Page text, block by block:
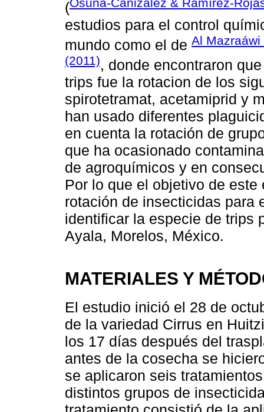
(Osuna-Canizalez & Ramírez-
estudios para el control
mundo como el de Al Mazraáwi
(2011), donde encontraron
trips fue la rotacion de los
spirotetramat, acetamiprid y
han usado diferentes
en cuenta la rotación de
que ha ocasionado
de agroquímicos y en
Por lo que el objetivo de
rotación de insecticidas para
identificar la especie de trips
Ayala, Morelos, México.
MATERIALES Y
El estudio inició el 28 de
de la variedad Cirrus en
los 17 días después del
antes de la cosecha se
se aplicaron seis
distintos grupos de